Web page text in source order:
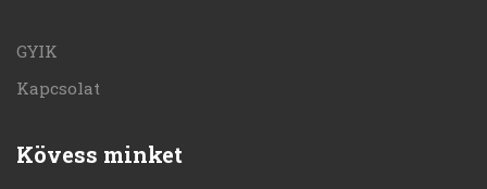
GYIK
Kapcsolat
Kövess minket